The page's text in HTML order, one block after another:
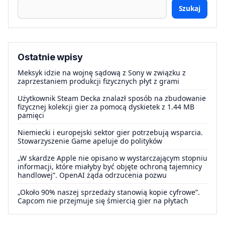
Szukaj
Ostatnie wpisy
Meksyk idzie na wojnę sądową z Sony w związku z
zaprzestaniem produkcji fizycznych płyt z grami
Użytkownik Steam Decka znalazł sposób na zbudowanie
fizycznej kolekcji gier za pomocą dyskietek z 1.44 MB
pamięci
Niemiecki i europejski sektor gier potrzebują wsparcia.
Stowarzyszenie Game apeluje do polityków
„W skardze Apple nie opisano w wystarczającym stopniu
informacji, które miałyby być objęte ochroną tajemnicy
handlowej”. OpenAI żąda odrzucenia pozwu
„Około 90% naszej sprzedaży stanowią kopie cyfrowe”.
Capcom nie przejmuje się śmiercią gier na płytach